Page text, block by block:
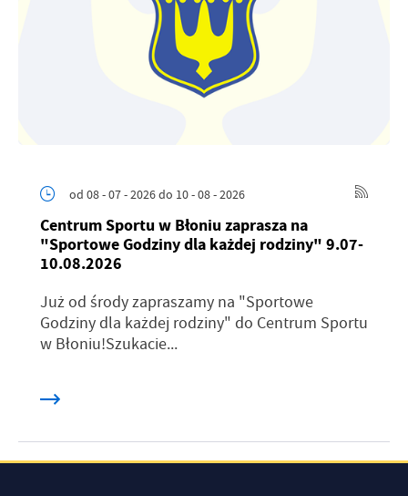
od 08 - 07 - 2026do 10 - 08 - 2026
Centrum Sportu w Błoniu zaprasza na
"Sportowe Godziny dla każdej rodziny" 9.07-
10.08.2026
Już od środy zapraszamy na "Sportowe
Godziny dla każdej rodziny" do Centrum Sportu
w Błoniu!Szukacie...